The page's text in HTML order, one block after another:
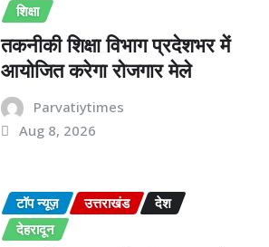
शिक्षा
तकनीकी शिक्षा विभाग प्रदेशभर में
आयोजित करेगा रोजगार मेले
Parvatiytimes
Aug 8, 2026
टॉप न्यूज़ उत्तराखंड
देश
देहरादून